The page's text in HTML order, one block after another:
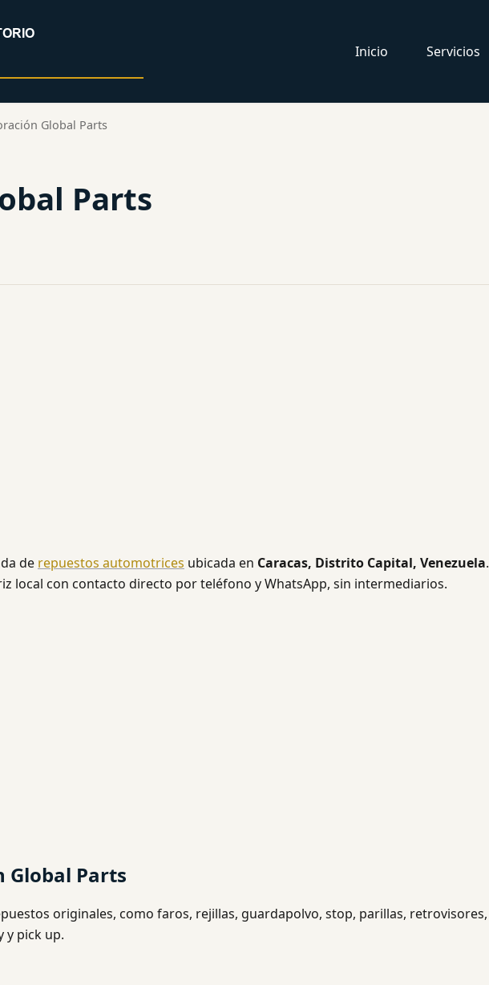
Inicio
Servicios
Global Parts
Parts
de repuestos automotrices ubicada en Caracas, Distrito Capital, Venezuela.
local con contacto directo por teléfono y WhatsApp, sin intermediarios.
Global Parts
originales, como faros, rejillas, guardapolvo, stop, parillas,
y pick up.